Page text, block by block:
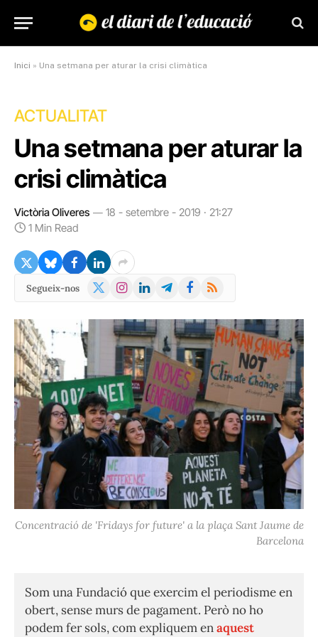
Inici » Una setmana per aturar la crisi climàtica
ACTUALITAT
Una setmana per aturar la
crisi climàtica
Victòria Oliveres
18 - setembre - 2019 · 21:27
1 Min Read
Segueix-nos
X
Instagram
LinkedInTelegramFacebook
RSS
Concentració de 'Fridays for future' a la plaça Sant Jaume de
Barcelona
Som una Fundació que exercim el periodisme en
obert, sense murs de pagament. Però no ho
podem fer sols, com expliquem enaquest